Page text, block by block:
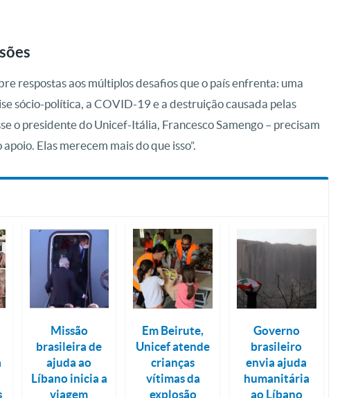
respostas aos múltiplos desafios que o país enfrenta: uma
sócio-política, a COVID-19 e a destruição causada pelas
o presidente do Unicef-Itália, Francesco Samengo – precisam
Elas merecem mais do que isso”.
Missão
brasileira de
ajuda ao
Líbano inicia a
viagem
Em Beirute,
Unicef atende
crianças
vítimas da
explosão
Governo
brasileiro
envia ajuda
humanitária
ao Líbano